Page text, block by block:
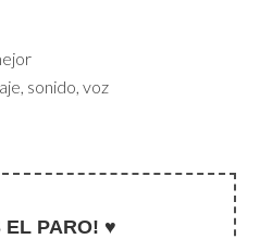
sonido ,voz
EL PARO! ♥